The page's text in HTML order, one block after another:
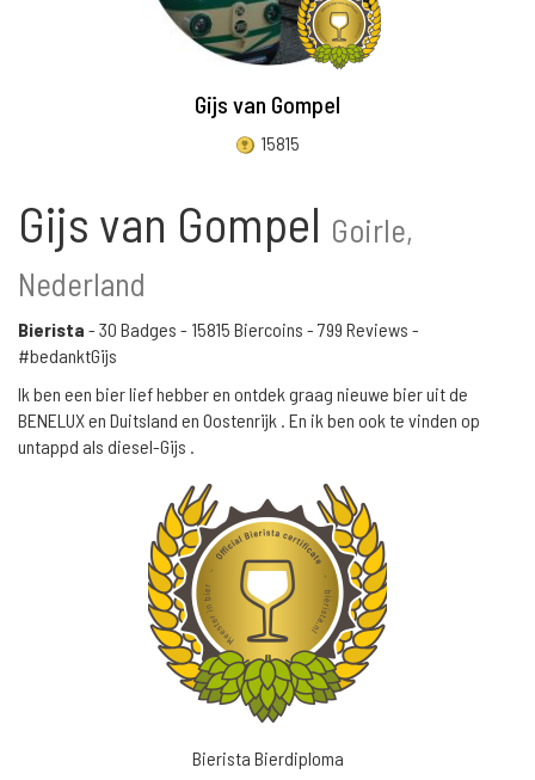
Gijs van Gompel
15815
Gijs van Gompel Goirle,
Nederland
Bierista - 30 Badges - 15815 Biercoins - 799 Reviews -
#bedanktGijs
Ik ben een bier lief hebber en ontdek graag nieuwe bier uit de
BENELUX en Duitsland en Oostenrijk . En ik ben ook te vinden op
untappd als diesel-Gijs .
Bierista Bierdiploma